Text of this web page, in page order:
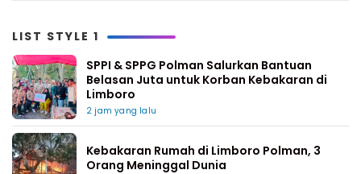
LIST STYLE 1
SPPI & SPPG Polman Salurkan Bantuan
Belasan Juta untuk Korban Kebakaran di
Limboro
2 jam yang lalu
Kebakaran Rumah di Limboro Polman, 3
Orang Meninggal Dunia